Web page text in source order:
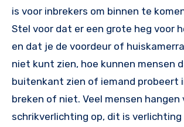
is voor inbrekers om binnen te
Stel voor dat er een grote heg voor
en dat je de voordeur of
niet kunt zien, hoe kunnen mensen
buitenkant zien of iemand probeert
breken of niet. Veel mensen hangen
schrikverlichting op, dit is verlichting